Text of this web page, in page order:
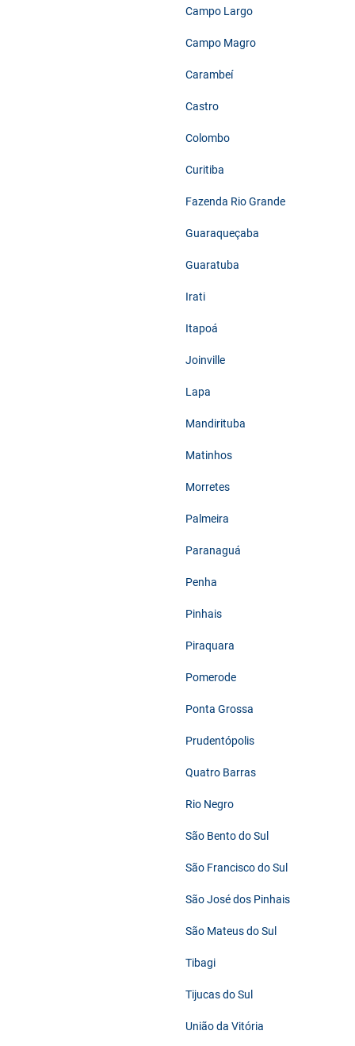
Campo Largo
Campo Magro
Carambeí
Castro
Colombo
Curitiba
Fazenda Rio Grande
Guaraqueçaba
Guaratuba
Irati
Itapoá
Joinville
Lapa
Mandirituba
Matinhos
Morretes
Palmeira
Paranaguá
Penha
Pinhais
Piraquara
Pomerode
Ponta Grossa
Prudentópolis
Quatro Barras
Rio Negro
São Bento do Sul
São Francisco do Sul
São José dos Pinhais
São Mateus do Sul
Tibagi
Tijucas do Sul
União da Vitória